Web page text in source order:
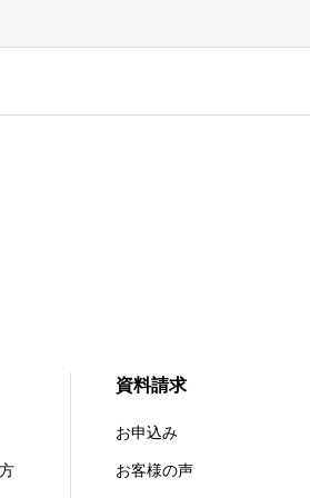
資料請求
お申込み
お客様の声